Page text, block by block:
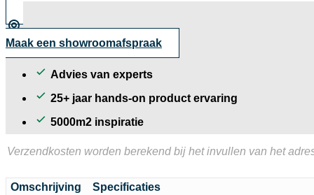
Maak een showroomafspraak
Advies van experts
25+ jaar hands-on product ervaring
5000m2 inspiratie
Verzendkosten worden berekend bij het invullen van het
Omschrijving Specificaties